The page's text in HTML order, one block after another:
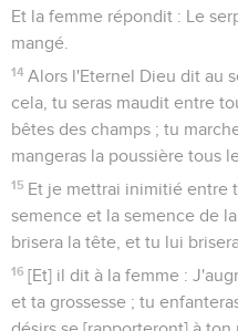
Et la femme répondit : Le
mangé.
14 Alors l'Eternel Dieu dit au
cela, tu seras maudit entre
bêtes des champs ; tu
mangeras la poussière tous
15 Et je mettrai inimitié entre
semence et la semence de
brisera la tête, et tu lui
16 [Et] il dit à la femme :
et ta grossesse ; tu